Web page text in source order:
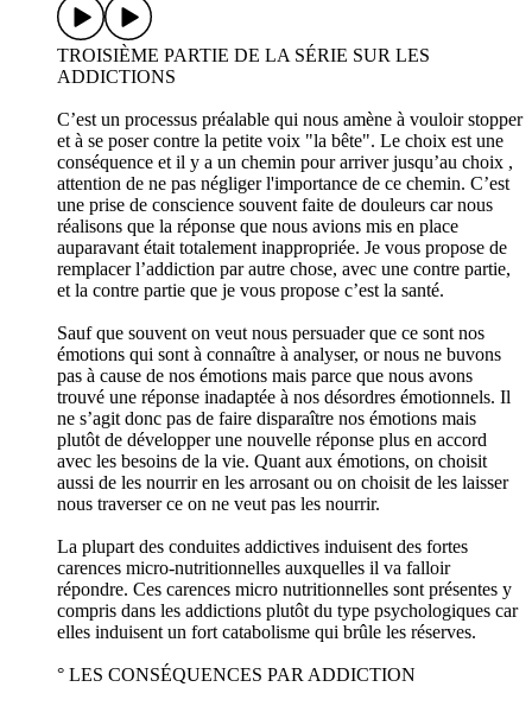
TROISIÈME PARTIE DE LA SÉRIE SUR LES
ADDICTIONS
C’est un processus préalable qui nous amène à vouloir stopper
et à se poser contre la petite voix "la bête". Le choix est une
conséquence et il y a un chemin pour arriver jusqu’au choix ,
attention de ne pas négliger l'importance de ce chemin. C’est
une prise de conscience souvent faite de douleurs car nous
réalisons que la réponse que nous avions mis en place
auparavant était totalement inappropriée. Je vous propose de
remplacer l’addiction par autre chose, avec une contre partie,
et la contre partie que je vous propose c’est la santé.
Sauf que souvent on veut nous persuader que ce sont nos
émotions qui sont à connaître à analyser, or nous ne buvons
pas à cause de nos émotions mais parce que nous avons
trouvé une réponse inadaptée à nos désordres émotionnels. Il
ne s’agit donc pas de faire disparaître nos émotions mais
plutôt de développer une nouvelle réponse plus en accord
avec les besoins de la vie. Quant aux émotions, on choisit
aussi de les nourrir en les arrosant ou on choisit de les laisser
nous traverser ce on ne veut pas les nourrir.
La plupart des conduites addictives induisent des fortes
carences micro-nutritionnelles auxquelles il va falloir
répondre. Ces carences micro nutritionnelles sont présentes y
compris dans les addictions plutôt du type psychologiques car
elles induisent un fort catabolisme qui brûle les réserves.
° LES CONSÉQUENCES PAR ADDICTION